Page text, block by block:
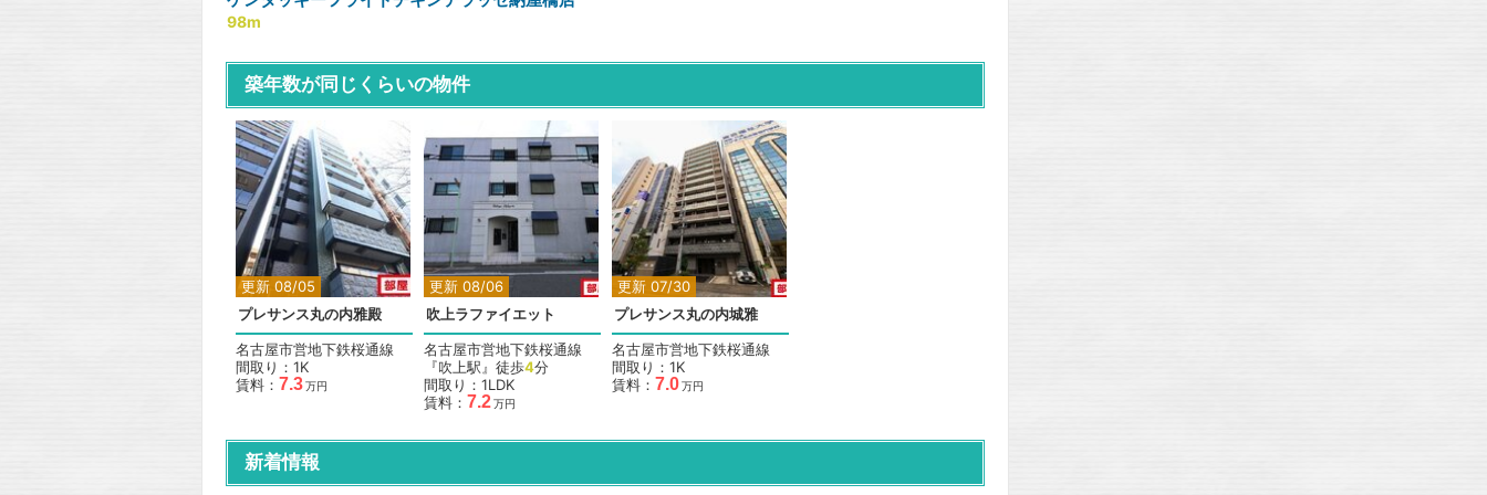
98m
築年数が同じくらいの物件
更新 08/05
プレサンス丸の内雅殿
名古屋市営地下鉄桜通線
間取り：1K
賃料： 7.3万円
更新 08/06
吹上ラファイエット
名古屋市営地下鉄桜通線
『吹上駅』徒歩4分
間取り：1LDK
賃料： 7.2万円
更新 07/30
プレサンス丸の内城雅
名古屋市営地下鉄桜通線
間取り：1K
賃料： 7.0万円
新着情報